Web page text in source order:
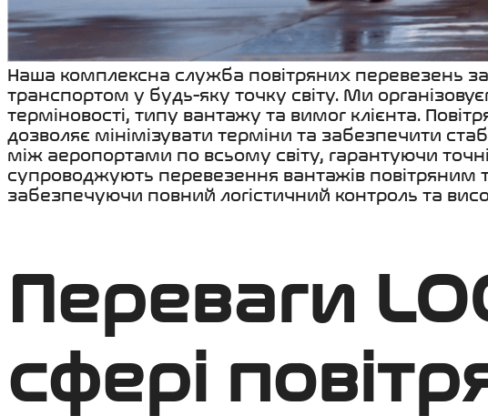
Наша комплексна служба повітряних перевезень
транспортом у будь-яку точку світу. Ми
терміновості, типу вантажу та вимог клієнта.
дозволяє мінімізувати терміни та забезпечити
між аеропортами по всьому світу, гарантуючи
супроводжують перевезення вантажів
забезпечуючи повний логістичний контроль та
Переваги
сфері